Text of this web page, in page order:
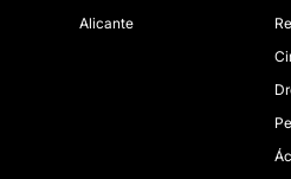
Alicante